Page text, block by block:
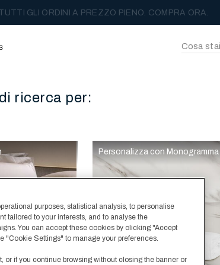
GLI ORDINI A PREZZO PIENO. COMPRA ORA.
ricerca per:
Personalizza con Monogramma
purposes, statistical analysis, to personalise
tailored to your interests, and to analyse the
You can accept these cookies by clicking "Accept
"Cookie Settings" to manage your preferences.
or if you continue browsing without closing the banner or